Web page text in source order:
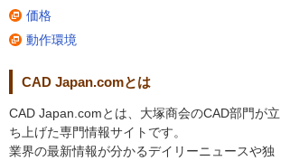
価格
動作環境
CAD Japan.comとは
CAD Japan.comとは、大塚商会のCAD部門が立
ち上げた専門情報サイトです。
業界の最新情報が分かるデイリーニュースや独